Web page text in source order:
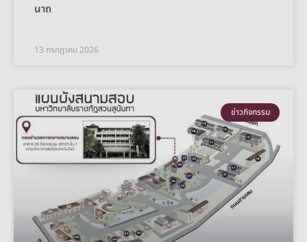
นาถ
13 กรกฎาคม 2026
ข่าวกิจกรรม